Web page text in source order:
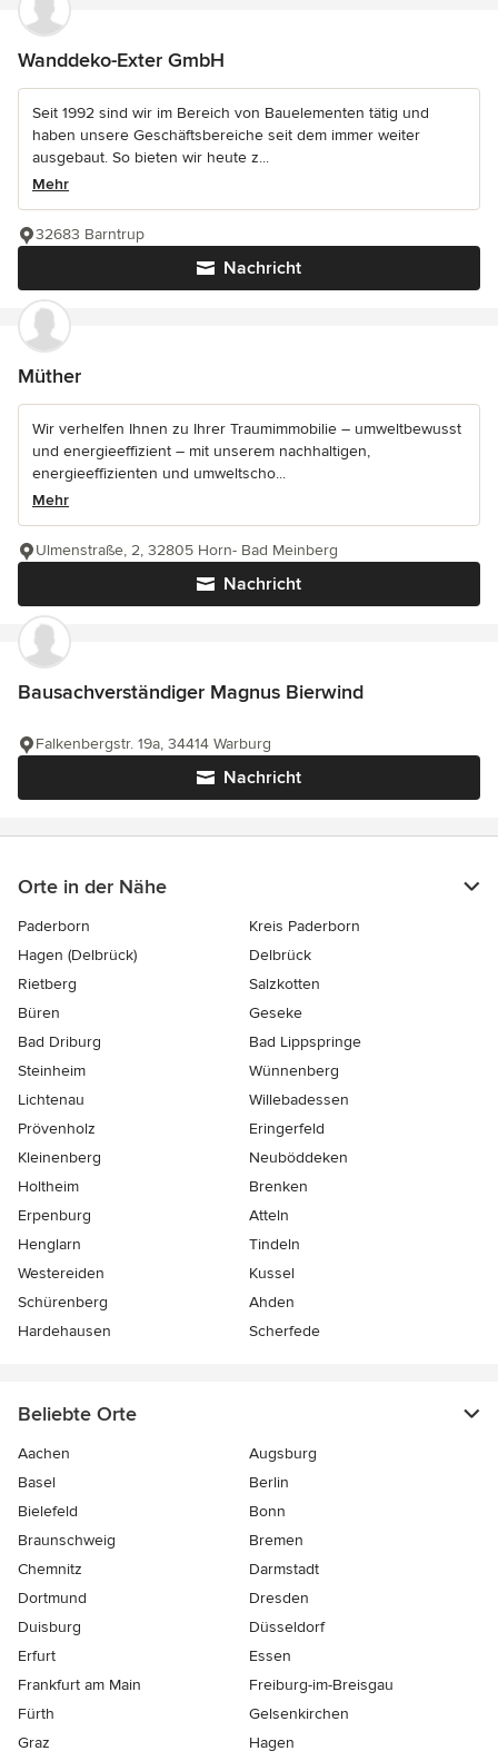
Wanddeko-Exter GmbH
Seit 1992 sind wir im Bereich von Bauelementen tätig und
haben unsere Geschäftsbereiche seit dem immer weiter
ausgebaut. So bieten wir heute z...
Mehr
Nachricht
32683 Barntrup
Müther
Wir verhelfen Ihnen zu Ihrer Traumimmobilie – umweltbewusst
und energieeffizient – mit unserem nachhaltigen,
energieeffizienten und umweltscho...
Mehr
Nachricht
Ulmenstraße, 2, 32805 Horn- Bad Meinberg
Bausachverständiger Magnus Bierwind
Nachricht
Falkenbergstr. 19a, 34414 Warburg
Orte in der Nähe
Paderborn
Kreis Paderborn
Hagen (Delbrück)
Delbrück
Rietberg
Salzkotten
Büren
Geseke
Bad Driburg
Bad Lippspringe
Steinheim
Wünnenberg
Lichtenau
Willebadessen
Prövenholz
Eringerfeld
Kleinenberg
Neuböddeken
Holtheim
Brenken
Erpenburg
Atteln
Henglarn
Tindeln
Westereiden
Kussel
Schürenberg
Ahden
Hardehausen
Scherfede
Beliebte Orte
Aachen
Augsburg
Basel
Berlin
Bielefeld
Bonn
Braunschweig
Bremen
Chemnitz
Darmstadt
Dortmund
Dresden
Duisburg
Düsseldorf
Erfurt
Essen
Frankfurt am Main
Freiburg-im-Breisgau
Fürth
Gelsenkirchen
Graz
Hagen